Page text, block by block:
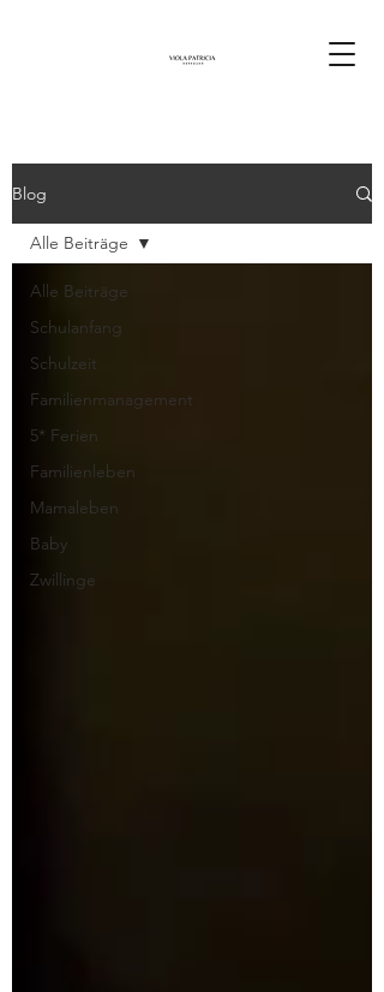
Blog
Alle Beiträge
Schulanfang
Schulzeit
Familienmanagement
5* Ferien
Familienleben
Mamaleben
Baby
Zwillinge
Alle Beiträge